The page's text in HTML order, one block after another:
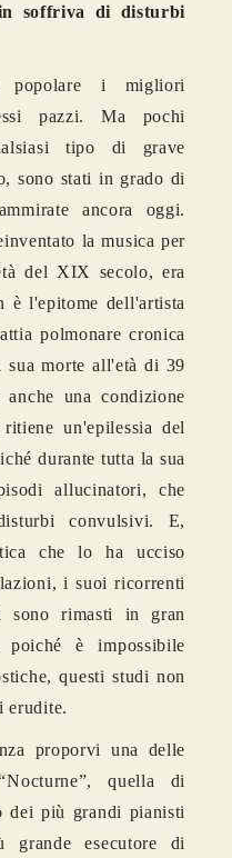
soffriva di disturbi
popolare i migliori
pazzi. Ma pochi
tipo di grave
sono stati in grado di
ancora oggi.
la musica per
del XIX secolo, era
è l'epitome dell'artista
polmonare cronica
sua morte all'età di 39
una condizione
un'epilessia del
durante tutta la sua
allucinatori, che
convulsivi. E,
che lo ha ucciso
i suoi ricorrenti
sono rimasti in gran
è impossibile
questi studi non
erudite.
proporvi una delle
quella di
dei più grandi pianisti
esecutore di